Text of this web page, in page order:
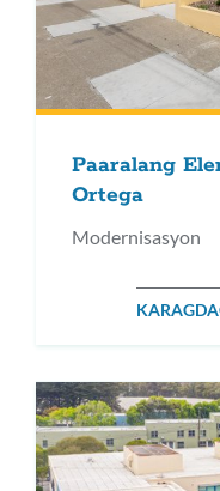
Paaralang
Ortega
Modernisasyon